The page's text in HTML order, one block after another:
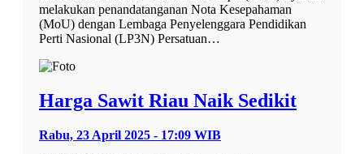
melakukan penandatanganan Nota Kesepahaman
(MoU) dengan Lembaga Penyelenggara Pendidikan
Perti Nasional (LP3N) Persatuan…
Harga Sawit Riau Naik Sedikit
Rabu, 23 April 2025 - 17:09 WIB